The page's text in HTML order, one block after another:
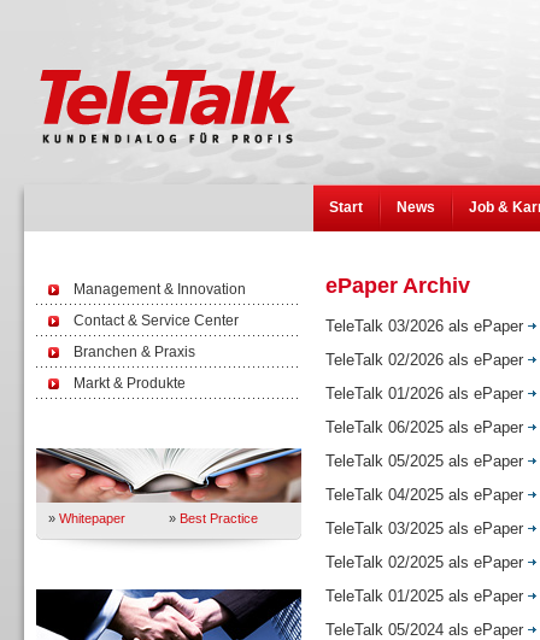
Start News Job &
Management & Innovation
Contact & Service Center
Branchen & Praxis
Markt & Produkte
» Whitepaper » Best Practice
ePaper Archiv
TeleTalk 03/2026 als ePaper
TeleTalk 02/2026 als ePaper
TeleTalk 01/2026 als ePaper
TeleTalk 06/2025 als ePaper
TeleTalk 05/2025 als ePaper
TeleTalk 04/2025 als ePaper
TeleTalk 03/2025 als ePaper
TeleTalk 02/2025 als ePaper
TeleTalk 01/2025 als ePaper
TeleTalk 05/2024 als ePaper